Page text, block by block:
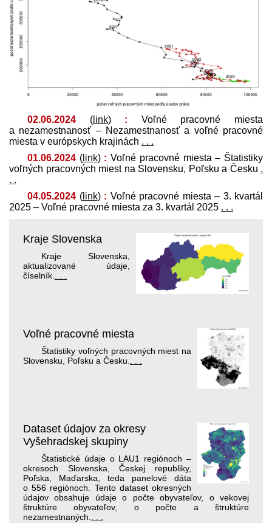
02.06.2024 (link) : Voľné pracovné miesta
a nezamestnanosť – Nezamestnanosť a voľné pracovné
miesta v európskych krajinách . . .
01.06.2024 (link) : Voľné pracovné miesta – Štatistiky
voľných pracovných miest na Slovensku, Poľsku a Česku .
. .
04.05.2024 (link) : Voľné pracovné miesta – 3. kvartál
2025 – Voľné pracovné miesta za 3. kvartál 2025 . . .
Kraje Slovenska
Kraje Slovenska,
aktualizované údaje,
číselník.. . .
Voľné pracovné miesta
Štatistiky voľných pracovných miest na
Slovensku, Poľsku a Česku.. . .
Dataset údajov za okresy
Vyšehradskej skupiny
Štatistické údaje o LAU1 regiónoch –
okresoch Slovenska, Českej republiky,
Poľska, Maďarska, teda panelové dáta
o 556 regiónoch. Tento dataset okresných
údajov obsahuje údaje o počte obyvateľov, o vekovej
štruktúre obyvateľov, o počte a štruktúre
nezamestnaných.. . .